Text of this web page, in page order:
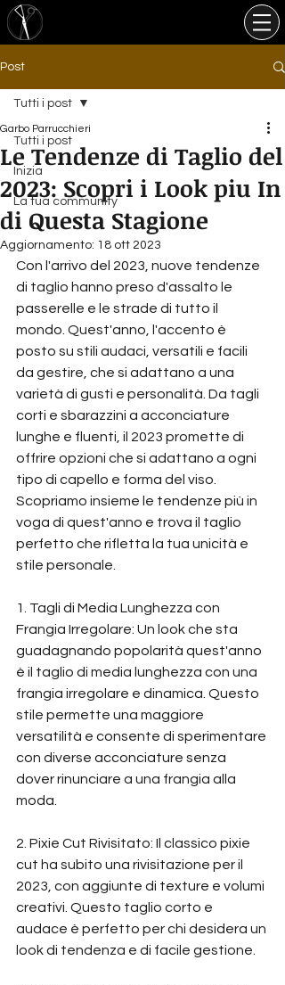
Post
Tutti i post
Inizia
La tua community
Tutti i post
Le Tendenze di Taglio del
2023: Scopri i Look piu In
di Questa Stagione
Garbo Parrucchieri
Aggiornamento: 18 ott 2023
Con l'arrivo del 2023, nuove tendenze
di taglio hanno preso d'assalto le
passerelle e le strade di tutto il
mondo. Quest'anno, l'accento è
posto su stili audaci, versatili e facili
da gestire, che si adattano a una
varietà di gusti e personalità. Da tagli
corti e sbarazzini a acconciature
lunghe e fluenti, il 2023 promette di
offrire opzioni che si adattano a ogni
tipo di capello e forma del viso.
Scopriamo insieme le tendenze più in
voga di quest'anno e trova il taglio
perfetto che rifletta la tua unicità e
stile personale.
1. Tagli di Media Lunghezza con
Frangia Irregolare: Un look che sta
guadagnando popolarità quest'anno
è il taglio di media lunghezza con una
frangia irregolare e dinamica. Questo
stile permette una maggiore
versatilità e consente di sperimentare
con diverse acconciature senza
dover rinunciare a una frangia alla
moda.
2. Pixie Cut Rivisitato: Il classico pixie
cut ha subito una rivisitazione per il
2023, con aggiunte di texture e volumi
creativi. Questo taglio corto e
audace è perfetto per chi desidera un
look di tendenza e di facile gestione.